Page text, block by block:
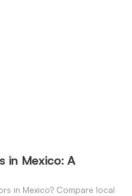
in Mexico: A
in Mexico? Compare local